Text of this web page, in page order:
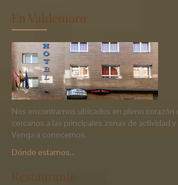
En Valdemoro
Nos encontramos ubicados en pleno corazón
cercanos a las principales zonas de actividad
Venga a conocernos.
Dónde estamos...
Restaurante